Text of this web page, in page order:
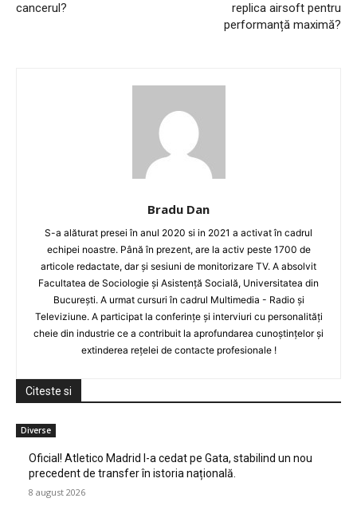
cancerul?
replica airsoft pentru
performanță maximă?
Bradu Dan
S-a alăturat presei în anul 2020 si in 2021 a activat în cadrul
echipei noastre. Până în prezent, are la activ peste 1700 de
articole redactate, dar și sesiuni de monitorizare TV. A absolvit
Facultatea de Sociologie și Asistență Socială, Universitatea din
București. A urmat cursuri în cadrul Multimedia - Radio și
Televiziune. A participat la conferințe și interviuri cu personalități
cheie din industrie ce a contribuit la aprofundarea cunoștințelor și
extinderea rețelei de contacte profesionale !
Citeste si
Diverse
Oficial! Atletico Madrid l-a cedat pe Gata, stabilind un nou
precedent de transfer în istoria națională.
8 august 2026